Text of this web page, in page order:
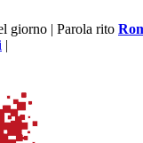
giorno | Parola rito
|